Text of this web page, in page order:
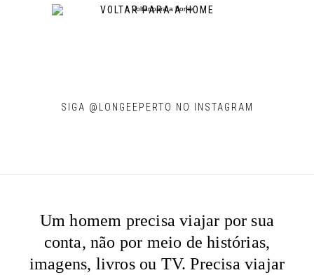
VOLTAR PARA A HOME
SIGA @LONGEEPERTO NO INSTAGRAM
Um homem precisa viajar por sua
conta, não por meio de histórias,
imagens, livros ou TV. Precisa viajar